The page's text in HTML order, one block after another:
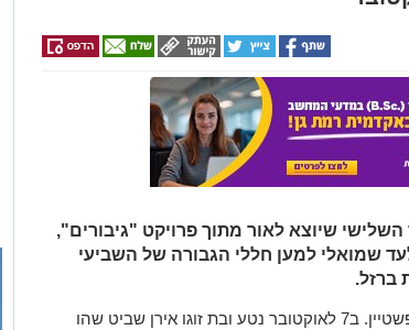
שיוצא לאור מתוך פרויקט "גיבורים",
שמואלי למען חללי הגבורה של השביעי
ברזל.
השיר נכתב לזכרו של נטע אפשטיין. ב7 לאוקטובר נטע ובת זוגו אירן שביט שהו